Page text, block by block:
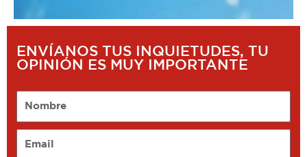
ENVÍANOS TUS INQUIETUDES, TU
OPINIÓN ES MUY IMPORTANTE